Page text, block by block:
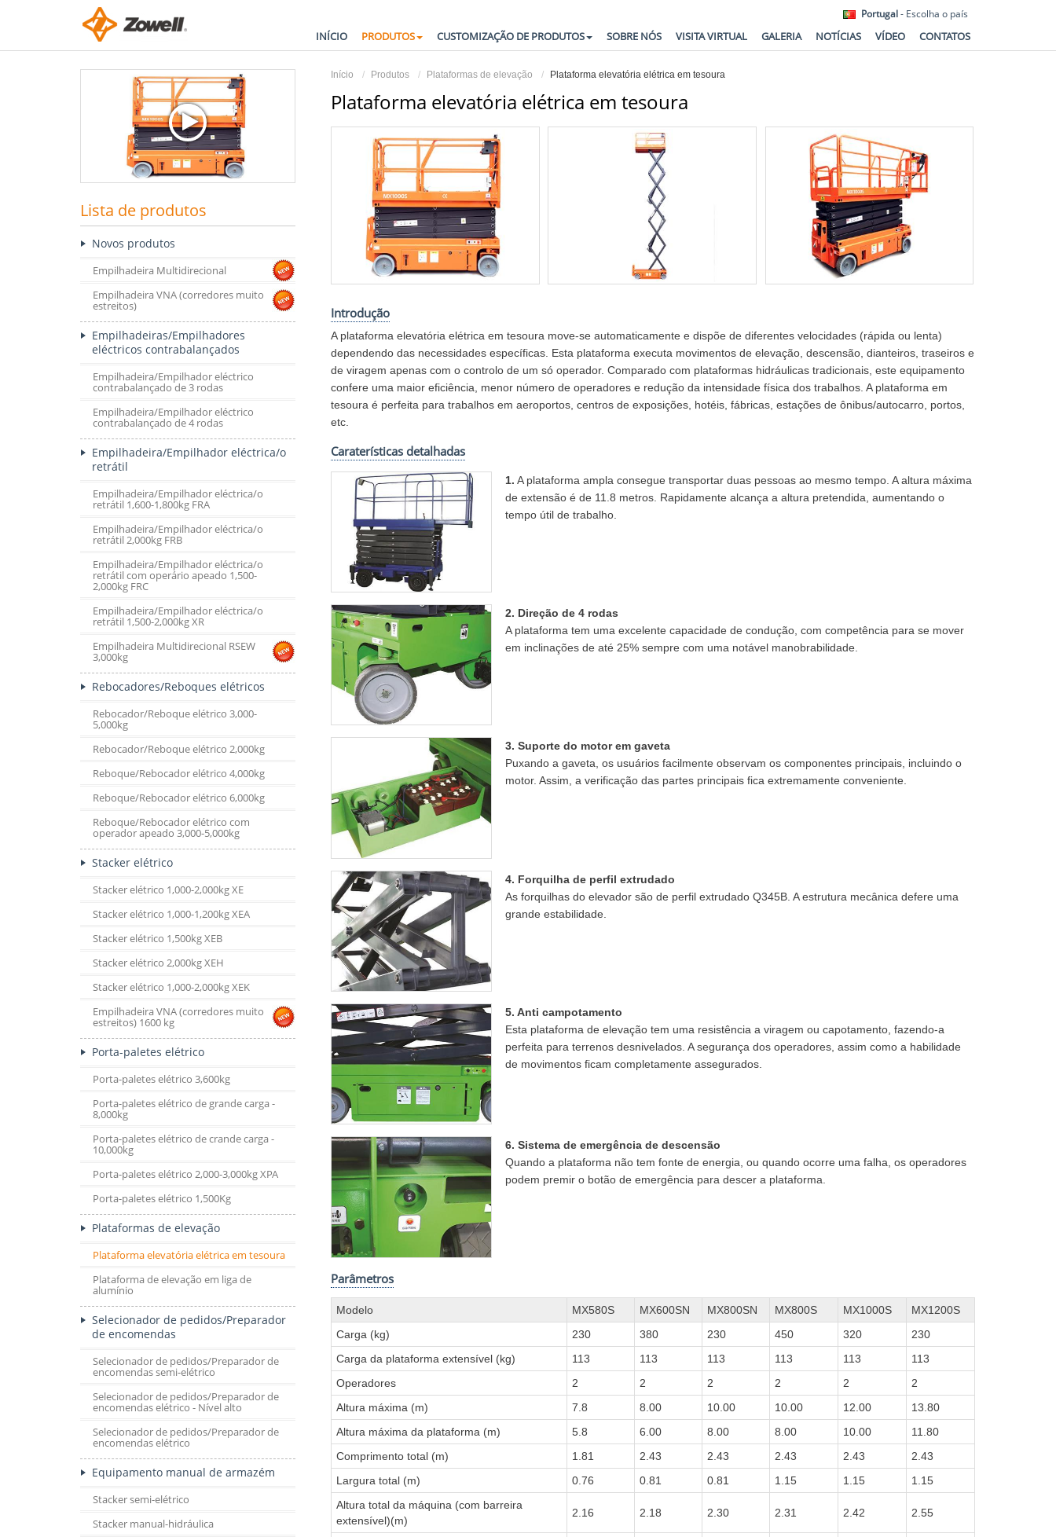
Portugal- Escolha o país
INÍCIO PRODUTOS CUSTOMIZAÇÃO DE PRODUTOS SOBRE NÓS VISITA VIRTUAL GALERIA NOTÍCIAS VÍDEO CONTATOS
Início Produtos Plataformas de elevação Plataforma elevatória elétrica em tesoura
Plataforma elevatória elétrica em tesoura
Introdução
A plataforma elevatória elétrica em tesoura move-se automaticamente e dispõe de diferentes velocidades (rápida ou lenta)
dependendo das necessidades específicas. Esta plataforma executa movimentos de elevação, descensão, dianteiros, traseiros e
de viragem apenas com o controlo de um só operador. Comparado com plataformas hidráulicas tradicionais, este equipamento
confere uma maior eficiência, menor número de operadores e redução da intensidade física dos trabalhos. A plataforma em
tesoura é perfeita para trabalhos em aeroportos, centros de exposições, hotéis, fábricas, estações de ônibus/autocarro, portos,
etc.
Caraterísticas detalhadas
1. A plataforma ampla consegue transportar duas pessoas ao mesmo tempo. A altura máxima
de extensão é de 11.8 metros. Rapidamente alcança a altura pretendida, aumentando o
tempo útil de trabalho.
2. Direção de 4 rodas
A plataforma tem uma excelente capacidade de condução, com competência para se mover
em inclinações de até 25% sempre com uma notável manobrabilidade.
3. Suporte do motor em gaveta
Puxando a gaveta, os usuários facilmente observam os componentes principais, incluindo o
motor. Assim, a verificação das partes principais fica extremamente conveniente.
4. Forquilha de perfil extrudado
As forquilhas do elevador são de perfil extrudado Q345B. A estrutura mecânica defere uma
grande estabilidade.
5. Anti campotamento
Esta plataforma de elevação tem uma resistência a viragem ou capotamento, fazendo-a
perfeita para terrenos desnivelados. A segurança dos operadores, assim como a habilidade
de movimentos ficam completamente assegurados.
6. Sistema de emergência de descensão
Quando a plataforma não tem fonte de energia, ou quando ocorre uma falha, os operadores
podem premir o botão de emergência para descer a plataforma.
Parâmetros
Modelo MX580S MX600SN MX800SN MX800S MX1000S
MX1200S
Carga (kg)
230 380 230 450 320
230
Carga da plataforma extensível (kg)
113 113 113 113 113
113
Operadores
2 2 2 2 2
2
Altura máxima (m)
7.8 8.00 10.00 10.00 12.00
13.80
Altura máxima da plataforma (m)
5.8 6.00 8.00 8.00 10.00
11.80
Comprimento total (m)
1.81 2.43 2.43 2.43 2.43
2.43
Largura total (m)
0.76 0.81 0.81 1.15 1.15
1.15
Altura total da máquina (com barreira
extensível)(m)
2.16 2.18 2.30 2.31 2.42 2.55
Lista de produtos
Novos produtos
Empilhadeira Multidirecional
Empilhadeira VNA (corredores muito
estreitos)
Empilhadeiras/Empilhadores
eléctricos contrabalançados
Empilhadeira/Empilhador eléctrico
contrabalançado de 3 rodas
Empilhadeira/Empilhador eléctrico
contrabalançado de 4 rodas
Empilhadeira/Empilhador eléctrica/o
retrátil
Empilhadeira/Empilhador eléctrica/o
retrátil 1,600-1,800kg FRA
Empilhadeira/Empilhador eléctrica/o
retrátil 2,000kg FRB
Empilhadeira/Empilhador eléctrica/o
retrátil com operário apeado 1,500-
2,000kg FRC
Empilhadeira/Empilhador eléctrica/o
retrátil 1,500-2,000kg XR
Empilhadeira Multidirecional RSEW
3,000kg
Rebocadores/Reboques elétricos
Rebocador/Reboque elétrico 3,000-
5,000kg
Rebocador/Reboque elétrico 2,000kg
Reboque/Rebocador elétrico 4,000kg
Reboque/Rebocador elétrico 6,000kg
Reboque/Rebocador elétrico com
operador apeado 3,000-5,000kg
Stacker elétrico
Stacker elétrico 1,000-2,000kg XE
Stacker elétrico 1,000-1,200kg XEA
Stacker elétrico 1,500kg XEB
Stacker elétrico 2,000kg XEH
Stacker elétrico 1,000-2,000kg XEK
Empilhadeira VNA (corredores muito
estreitos) 1600 kg
Porta-paletes elétrico
Porta-paletes elétrico 3,600kg
Porta-paletes elétrico de grande carga -
8,000kg
Porta-paletes elétrico de crande carga -
10,000kg
Porta-paletes elétrico 2,000-3,000kg XPA
Porta-paletes elétrico 1,500Kg
Plataformas de elevação
Plataforma elevatória elétrica em tesoura
Plataforma de elevação em liga de
alumínio
Selecionador de pedidos/Preparador
de encomendas
Selecionador de pedidos/Preparador de
encomendas semi-elétrico
Selecionador de pedidos/Preparador de
encomendas elétrico - Nível alto
Selecionador de pedidos/Preparador de
encomendas elétrico
Equipamento manual de armazém
Stacker semi-elétrico
Stacker manual-hidráulica